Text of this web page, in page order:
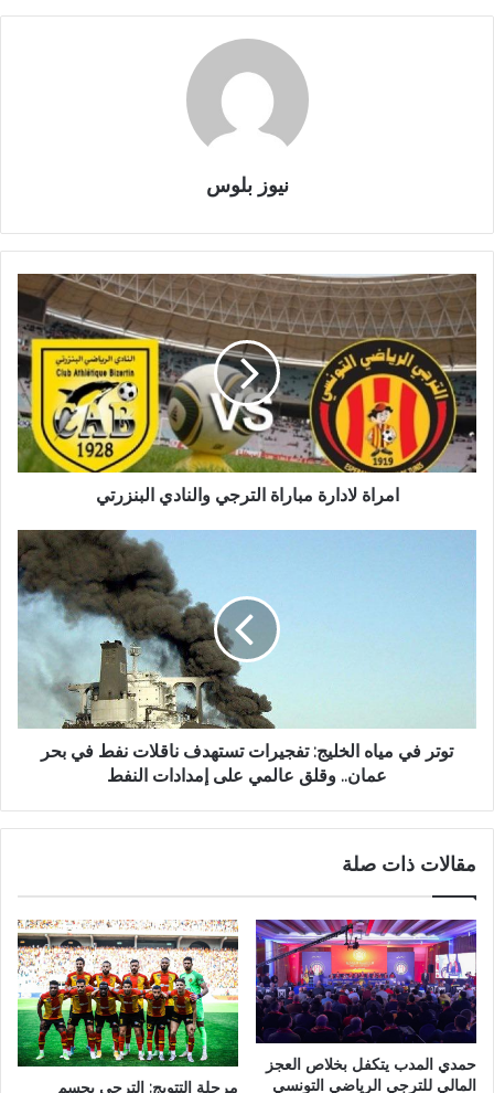
نيوز بلوس
امراة لادارة مباراة الترجي والنادي البنزرتي
توتر في مياه الخليج: تفجيرات تستهدف ناقلات نفط في بحر
عمان.. وقلق عالمي على إمدادات النفط
مقالات ذات صلة
حمدي المدب يتكفل بخلاص العجز
المالي للترجي الرياضي التونسي
مرحلة التتويج: الترجي يحسم